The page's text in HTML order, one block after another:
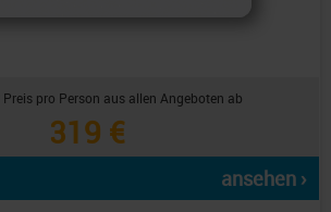
pro Person aus allen Angeboten ab
319 €
ansehen ›